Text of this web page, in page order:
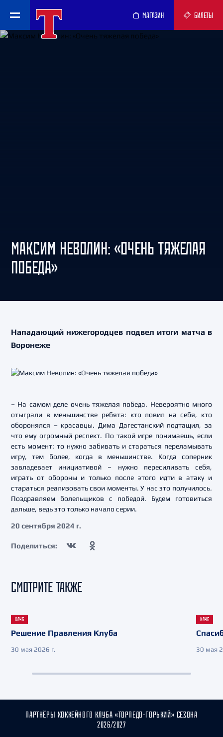
МАГАЗИН БИЛЕТЫ
МАКСИМ НЕВОЛИН: «ОЧЕНЬ ТЯЖЕЛАЯ
ПОБЕДА»
Нападающий нижегородцев подвел итоги матча в
Воронеже
– На самом деле очень тяжелая победа. Невероятно много
отыграли в меньшинстве ребята: кто ловил на себя, кто
оборонялся – красавцы. Дима Дагестанский подтащил, за
что ему огромный респект. По такой игре понимаешь, если
есть момент: то нужно забивать и стараться переламывать
игру, тем более, когда в меньшинстве. Когда соперник
завладевает инициативой – нужно пересиливать себя,
играть от обороны и только после этого идти в атаку и
стараться реализовать свои моменты. У нас это получилось.
Поздравляем болельщиков с победой. Будем готовиться
дальше, ведь это только начало серии.
20 сентября 2024 г.
Поделиться:
СМОТРИТЕ ТАКЖЕ
КЛУБ
Решение Правления Клуба
30 мая 2026 г.
КЛУБ
30 мая
ПАРТНЁРЫ ХОККЕЙНОГО КЛУБА «ТОРПЕДО-ГОРЬКИЙ» СЕЗОНА
2026/2027